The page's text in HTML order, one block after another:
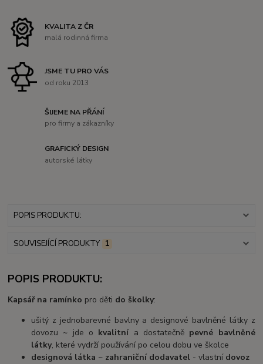
KVALITA Z ČR
malá rodinná firma
JSME TU PRO VÁS
od roku 2013
ŠIJEME NA PŘÁNÍ
pro firmy a zákazníky
GRAFICKÝ DESIGN
autorské látky
POPIS PRODUKTU:
SOUVISEJÍCÍ PRODUKTY 1
POPIS PRODUKTU:
Kapsář na ramínko pro děti do školky:
ušitý z jednobarevné bavlny a designové bavlněné látky z
dovozu ~ jde o kvalitní a dostatečně pevné bavlněné
látky, které vydrží používání po celou dobu ve školce
designová látka ~ zahraniční dodavatel - vlastní dovoz